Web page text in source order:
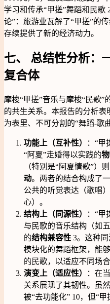
学习和传承“甲搓”舞蹈和民歌
论”：旅游业瓦解了“甲搓”的
存续提供了新的经济动力。
七、 总结性分析：
复合体
摩梭“甲搓”音乐与摩梭“民歌
的共生关系。本报告的分析
为表里、不可分割的“舞蹈-歌
功能上（互补性）
：“甲
“阿夏”走婚得以实践的
（特别是“阿夏情歌”）
动。两者的结合构成了
公共的听觉表达（歌唱
心）。
结构上（同源性）
：“甲
与民歌的音乐结构（如
的结构兼容性 3。这种
模块化的舞蹈框架，能
的民歌，以适应不同场合
演变上（适应性）
：在
关系展现了其韧性。虽
被“去功能化” 10，但“甲